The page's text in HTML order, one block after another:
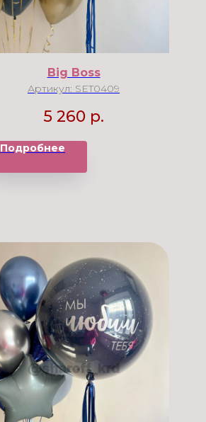
Big Boss
Артикул: SET0409
5 260 р.
Подробнее